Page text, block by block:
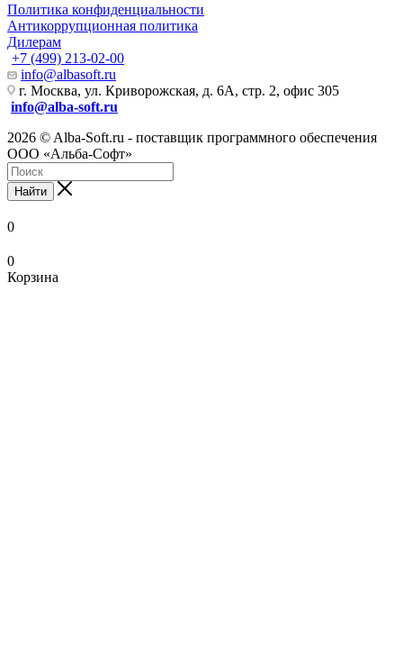
Политика конфиденциальности
Антикоррупционная политика
Дилерам
+7 (499) 213-02-00
info@albasoft.ru
г. Москва, ул. Криворожская, д. 6А, стр. 2, офис 305
info@alba-soft.ru
2026 © Alba-Soft.ru - поставщик программного обеспечения
ООО «Альба-Софт»
Найти
0
0
Корзина